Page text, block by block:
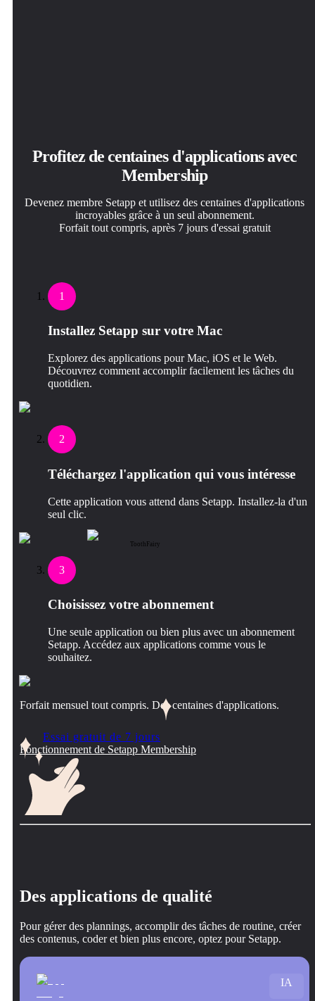
Profitez de centaines d'applications avec
Membership
Devenez membre Setapp et utilisez des centaines d'applications
incroyables grâce à un seul abonnement.
Forfait tout compris, après 7 jours d'essai gratuit
1
Installez Setapp sur votre Mac
Explorez des applications pour Mac, iOS et le Web.
Découvrez comment accomplir facilement les tâches du
quotidien.
2
Téléchargez l'application qui vous intéresse
Cette application vous attend dans Setapp. Installez-la d'un
seul clic.
ToothFairy
3
Choisissez votre abonnement
Une seule application ou bien plus avec un abonnement
Setapp. Accédez aux applications comme vous le
souhaitez.
Forfait mensuel tout compris. Des centaines d'applications.
Essai gratuit de 7 jours
Fonctionnement de Setapp Membership
Des applications de qualité
Pour gérer des plannings, accomplir des tâches de routine, créer
des contenus, coder et bien plus encore, optez pour Setapp.
IA